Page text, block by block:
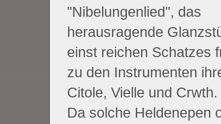
"Nibelungenlied", das
herausragende
einst reichen Schatzes
zu den Instrumenten
Citole, Vielle und Crwth.
Da solche Heldenepen